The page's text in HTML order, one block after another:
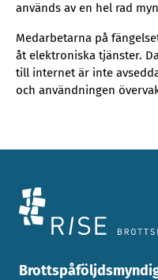
används av en hel rad
Medarbetarna på
åt elektroniska tjänster.
till internet är inte
och användningen